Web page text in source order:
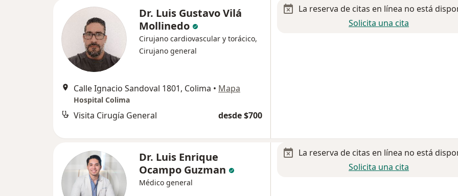
Dr. Luis Gustavo Vilá
Mollinedo
Cirujano cardiovascular y torácico,
Cirujano general
Calle Ignacio Sandoval 1801, Colima • Mapa
Hospital Colima
Visita Cirugía General desde $700
La reserva de citas en línea no está
Solicita una cita
Dr. Luis Enrique
Ocampo Guzman
Médico general
La reserva de citas en línea no está
Solicita una cita